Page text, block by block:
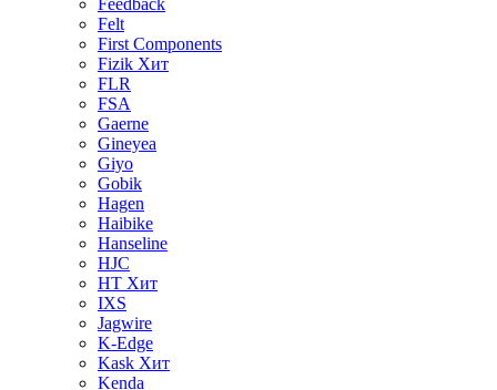
Feedback
Felt
First Components
Fizik Хит
FLR
FSA
Gaerne
Gineyea
Giyo
Gobik
Hagen
Haibike
Hanseline
HJC
HT Хит
IXS
Jagwire
K-Edge
Kask Хит
Kenda